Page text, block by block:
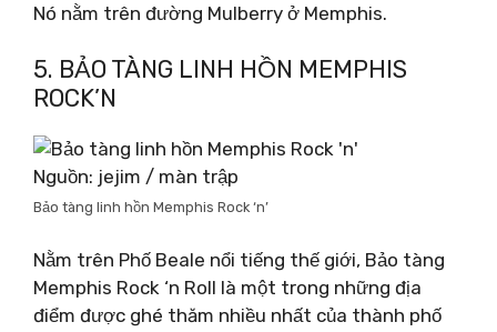
Nó nằm trên đường Mulberry ở Memphis.
5. BẢO TÀNG LINH HỒN MEMPHIS
ROCK’N
Nguồn: jejim / màn trập
Bảo tàng linh hồn Memphis Rock ‘n’
Nằm trên Phố Beale nổi tiếng thế giới, Bảo tàng
Memphis Rock ‘n Roll là một trong những địa
điểm được ghé thăm nhiều nhất của thành phố